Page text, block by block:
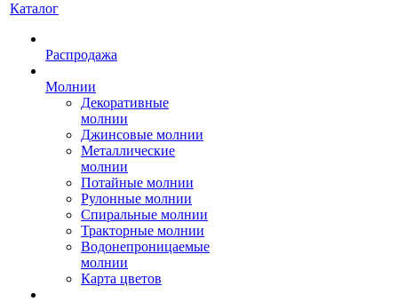
Каталог
Распродажа
Молнии
Декоративные
молнии
Джинсовые молнии
Металлические
молнии
Потайные молнии
Рулонные молнии
Спиральные молнии
Тракторные молнии
Водонепроницаемые
молнии
Карта цветов